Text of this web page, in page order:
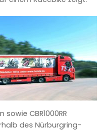
sowie CBR1000RR
des Nürburgring-